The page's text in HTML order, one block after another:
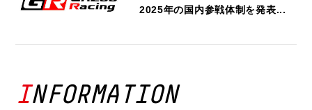
2025年の国内参戦体制を発表...
INFORMATION